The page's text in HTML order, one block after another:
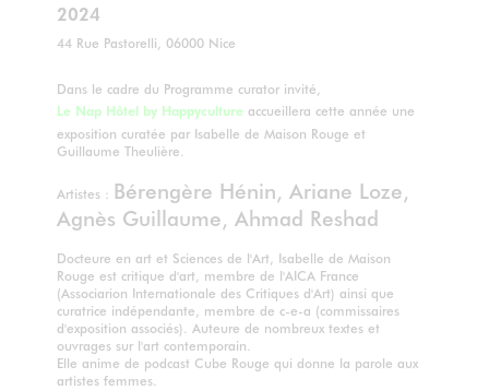
2024
44 Rue Pastorelli, 06000 Nice
Dans le cadre du Programme curator invité,
Le Nap Hôtel by Happyculture accueillera cette année une
exposition curatée par Isabelle de Maison Rouge et
Guillaume Theulière.
Artistes : Bérengère Hénin, Ariane Loze,
Agnès Guillaume, Ahmad Reshad
Docteure en art et Sciences de l'Art, Isabelle de Maison
Rouge est critique d'art, membre de l'AICA France
(Associarion Internationale des Critiques d'Art) ainsi que
curatrice indépendante, membre de c-e-a (commissaires
d'exposition associés). Auteure de nombreux textes et
ouvrages sur l'art contemporain.
Elle anime de podcast Cube Rouge qui donne la parole aux
artistes femmes.